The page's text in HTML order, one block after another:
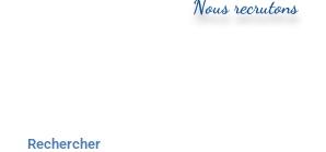
Nous recrutons